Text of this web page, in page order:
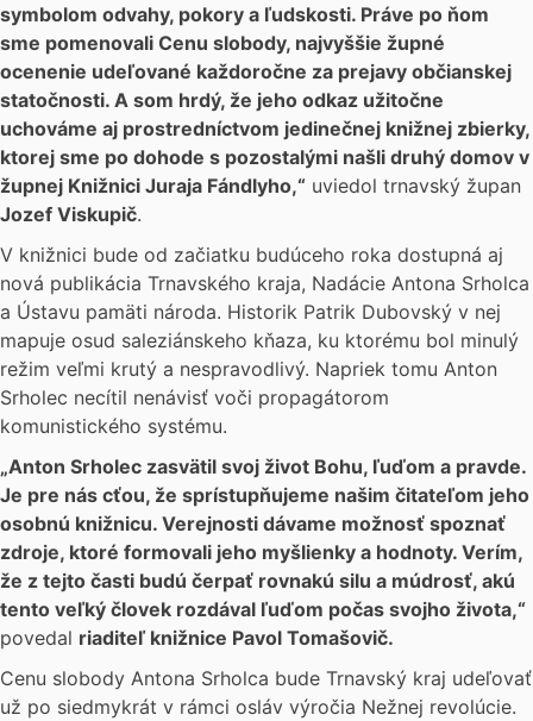
symbolom odvahy, pokory a ľudskosti. Práve po ňom
sme pomenovali Cenu slobody, najvyššie župné
ocenenie udeľované každoročne za prejavy občianskej
statočnosti. A som hrdý, že jeho odkaz užitočne
uchováme aj prostredníctvom jedinečnej knižnej zbierky,
ktorej sme po dohode s pozostalými našli druhý domov v
župnej Knižnici Juraja Fándlyho,“ uviedol trnavský župan
Jozef Viskupič.
V knižnici bude od začiatku budúceho roka dostupná aj
nová publikácia Trnavského kraja, Nadácie Antona Srholca
a Ústavu pamäti národa. Historik Patrik Dubovský v nej
mapuje osud saleziánskeho kňaza, ku ktorému bol minulý
režim veľmi krutý a nespravodlivý. Napriek tomu Anton
Srholec necítil nenávisť voči propagátorom
komunistického systému.
„Anton Srholec zasvätil svoj život Bohu, ľuďom a pravde.
Je pre nás cťou, že sprístupňujeme našim čitateľom jeho
osobnú knižnicu. Verejnosti dávame možnosť spoznať
zdroje, ktoré formovali jeho myšlienky a hodnoty. Verím,
že z tejto časti budú čerpať rovnakú silu a múdrosť, akú
tento veľký človek rozdával ľuďom počas svojho života,“
povedal riaditeľ knižnice Pavol Tomašovič.
Cenu slobody Antona Srholca bude Trnavský kraj udeľovať
už po siedmykrát v rámci osláv výročia Nežnej revolúcie.